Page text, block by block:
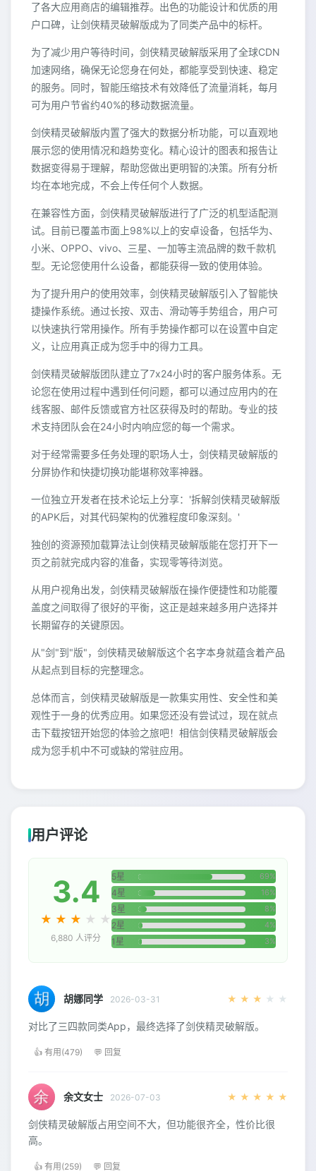
了各大应用商店的编辑推荐。出色的功能设计和优质的用
户口碑，让剑侠精灵破解版成为了同类产品中的标杆。
为了减少用户等待时间，剑侠精灵破解版采用了全球CDN
加速网络，确保无论您身在何处，都能享受到快速、稳定
的服务。同时，智能压缩技术有效降低了流量消耗，每月
可为用户节省约40%的移动数据流量。
剑侠精灵破解版内置了强大的数据分析功能，可以直观地
展示您的使用情况和趋势变化。精心设计的图表和报告让
数据变得易于理解，帮助您做出更明智的决策。所有分析
均在本地完成，不会上传任何个人数据。
在兼容性方面，剑侠精灵破解版进行了广泛的机型适配测
试。目前已覆盖市面上98%以上的安卓设备，包括华为、
小米、OPPO、vivo、三星、一加等主流品牌的数千款机
型。无论您使用什么设备，都能获得一致的使用体验。
为了提升用户的使用效率，剑侠精灵破解版引入了智能快
捷操作系统。通过长按、双击、滑动等手势组合，用户可
以快速执行常用操作。所有手势操作都可以在设置中自定
义，让应用真正成为您手中的得力工具。
剑侠精灵破解版团队建立了7x24小时的客户服务体系。无
论您在使用过程中遇到任何问题，都可以通过应用内的在
线客服、邮件反馈或官方社区获得及时的帮助。专业的技
术支持团队会在24小时内响应您的每一个需求。
对于经常需要多任务处理的职场人士，剑侠精灵破解版的
分屏协作和快捷切换功能堪称效率神器。
一位独立开发者在技术论坛上分享：'拆解剑侠精灵破解版
的APK后，对其代码架构的优雅程度印象深刻。'
独创的资源预加载算法让剑侠精灵破解版能在您打开下一
页之前就完成内容的准备，实现零等待浏览。
从用户视角出发，剑侠精灵破解版在操作便捷性和功能覆
盖度之间取得了很好的平衡，这正是越来越多用户选择并
长期留存的关键原因。
从"剑"到"版"，剑侠精灵破解版这个名字本身就蕴含着产品
从起点到目标的完整理念。
总体而言，剑侠精灵破解版是一款集实用性、安全性和美
观性于一身的优秀应用。如果您还没有尝试过，现在就点
击下载按钮开始您的体验之旅吧！相信剑侠精灵破解版会
成为您手机中不可或缺的常驻应用。
用户评论
3.4
★ ★ ★ ★ ★
6,880 人评分
5星 69%
4星 16%
3星 8%
2星 4%
1星 3%
胡娜同学 2026-03-31 ★ ★ ★ ★ ★
对比了三四款同类App，最终选择了剑侠精灵破解版。
👍 有用(479) 💬 回复
余文女士 2026-07-03 ★ ★ ★ ★ ★
剑侠精灵破解版占用空间不大，但功能很齐全，性价比很
高。
👍 有用(259) 💬 回复